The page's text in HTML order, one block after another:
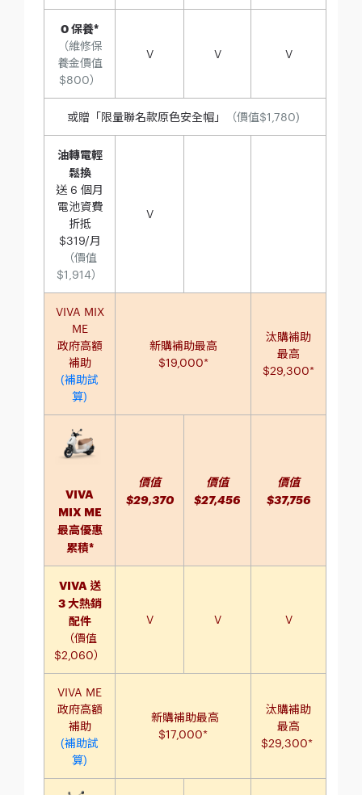
0 保養*
（維修保
養金價值
$800）
V V V
或贈「限量聯名款原色安全帽」 （價值$1,780)
油轉電輕
鬆換
送 6 個月
電池資費
折抵
$319/月
（價值
$1,914）
V
VIVA MIX
ME
政府高額
補助
(補助試
算)
新購補助最高
$19,000*
汰購補助
最高
$29,300*
VIVA
MIX ME
最高優惠
累積*
價值
$29,370
價值
$27,456
價值
$37,756
VIVA 送
3 大熱銷
配件
（價值
$2,060）
V V V
VIVA ME
政府高額
補助
(補助試
算)
新購補助最高
$17,000*
汰購補助
最高
$29,300*